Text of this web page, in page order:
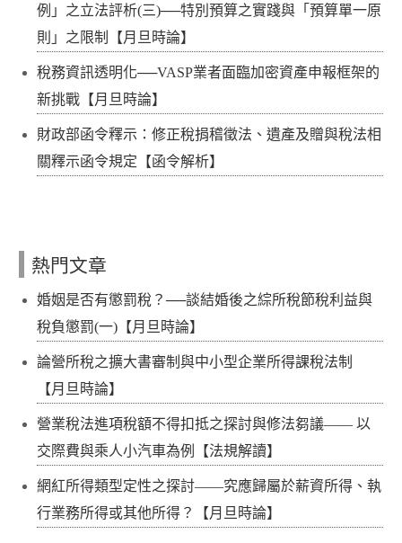
例」之立法評析(三)──特別預算之實踐與「預算單一原
則」之限制【月旦時論】
稅務資訊透明化──VASP業者面臨加密資產申報框架的
新挑戰【月旦時論】
財政部函令釋示：修正稅捐稽徵法、遺產及贈與稅法相
關釋示函令規定【函令解析】
熱門文章
婚姻是否有懲罰稅？──談結婚後之綜所稅節稅利益與
稅負懲罰(一)【月旦時論】
論營所稅之擴大書審制與中小型企業所得課稅法制
【月旦時論】
營業稅法進項稅額不得扣抵之探討與修法芻議—— 以
交際費與乘人小汽車為例【法規解讀】
網紅所得類型定性之探討——究應歸屬於薪資所得、執
行業務所得或其他所得？【月旦時論】